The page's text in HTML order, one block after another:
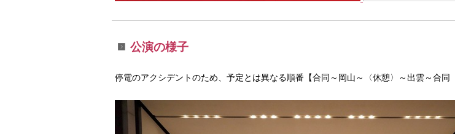
公演の様子
停電のアクシデントのため、予定とは異なる順番【合同～岡山～〈休憩〉～出雲～合同